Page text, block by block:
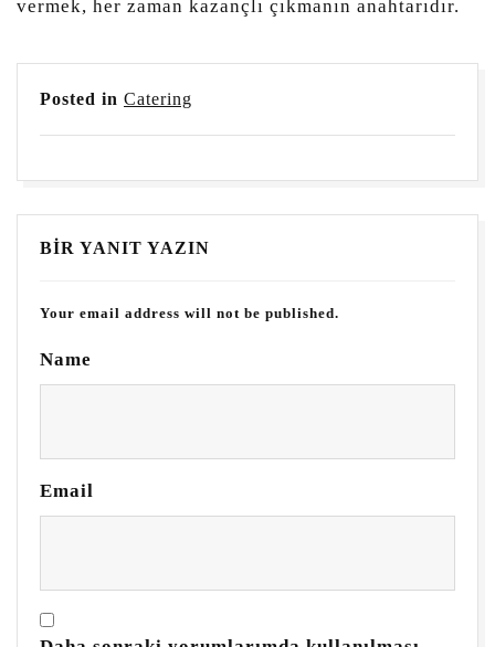
vermek, her zaman kazançlı çıkmanın anahtarıdır.
Posted in Catering
BIR YANIT YAZIN
Your email address will not be published.
Name
Email